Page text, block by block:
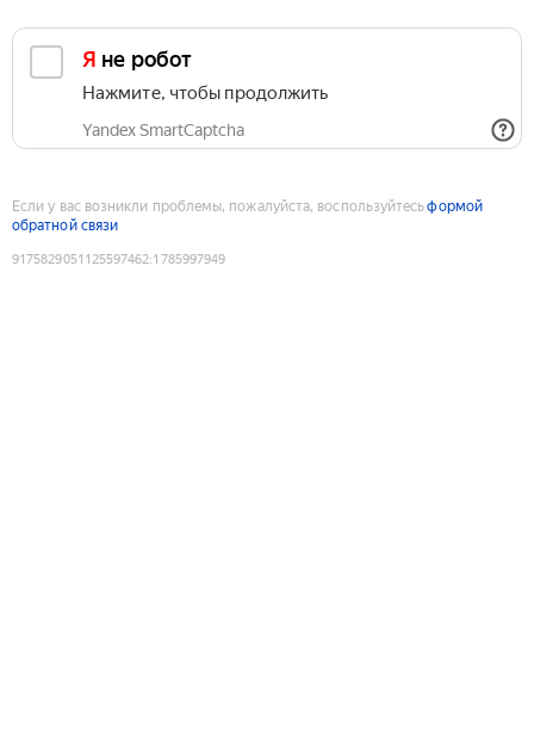
Я не робот
Нажмите, чтобы продолжить
Yandex SmartCaptcha
Если у вас возникли проблемы, пожалуйста, воспользуйтесьформой
обратной связи
9175829051125597462:1785997949